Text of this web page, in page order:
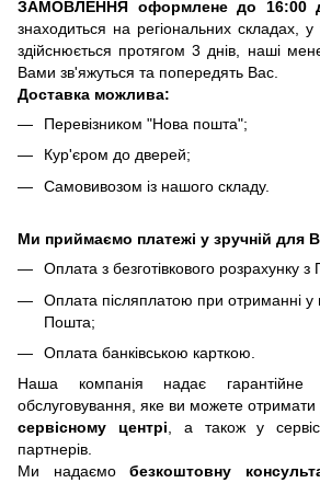
ЗАМОВЛЕННЯ оформлене до 16:00
знаходиться на регіональних складах, у
здійснюється протягом 3 днів, наші
Вами зв'яжуться та попередять Вас.
Доставка можлива:
Перевізником "Нова пошта";
Кур'єром до дверей;
Самовивозом із нашого складу.
Ми приймаємо платежі у зручній для
Оплата з безготівкового розрахунку з
Оплата післяплатою при отриманні у
Пошта;
Оплата банківською карткою.
Наша компанія надає гарантійне
обслуговування, яке ви можете отримати
сервісному центрі, а також у
партнерів.
Ми надаємобезкоштовну